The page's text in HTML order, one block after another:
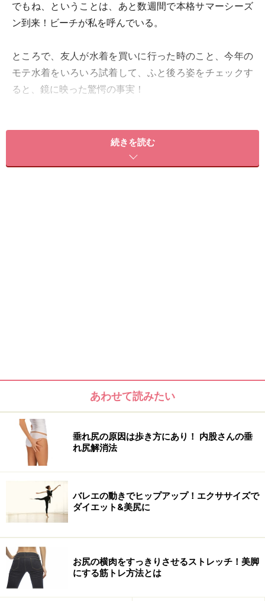
でもね、ということは、あと数週間で本格サマーシーズ
ン到来！ビーチが私を呼んでいる。
ところで、友人が水着を買いに行った時のこと、今年の
モテ水着をいろいろ試着して、ふと後ろ姿をチェックす
ると、鏡に映った驚愕の事実！
垂れちゃって、（極小の布から）はみでちゃって、どこ
※記事内容は執筆時点のものです。最新の内容をご確認くださ
※ダイエットは個人の体質、また、誤った方法による実践に起因
して体調不良を引き起こす場合があります。実践の際には、必ず
自身の体質及び健康状態を十分に考慮したうえで、正しい方法で
おこなってください。また、全ての方への有効性を保証するもの
ではありません。
1/3 次のページへ
続きを読む
あわせて読みたい
垂れ尻の原因は歩き方にあり！ 内股さんの垂
れ尻解消法
バレエの動きでヒップアップ！エクササイズで
ダイエット&美尻に
お尻の横肉をすっきりさせるストレッチ！美脚
にする筋トレ方法とは